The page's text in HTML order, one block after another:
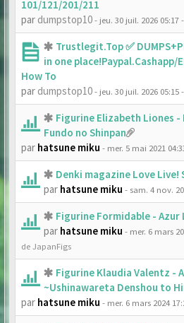
101/121/201/211
par dumpstop10- jeu. 30 juil. 2026 05:17
Trustlegit.Top ✅
in one place!Paypal.Cashapp/
How To
par dumpstop10- jeu. 30 juil. 2026 05:15
Figurine Elizabeth Liones -
Fundo no Shinpan
par hatsune miku - mer. 5 mai 2021
Denki magazine Love Live!
par hatsune miku - sam. 4 nov.
Figurine Formidable - Azur
par hatsune miku - mer. 6 mars
de JapanFigs
Figurine Klaudia Valentz -
~Ushinawareta Denshou to
par hatsune miku - mer. 6 mars 2024